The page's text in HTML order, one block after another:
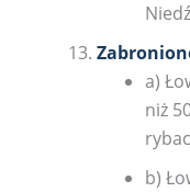
a)
niż
b)